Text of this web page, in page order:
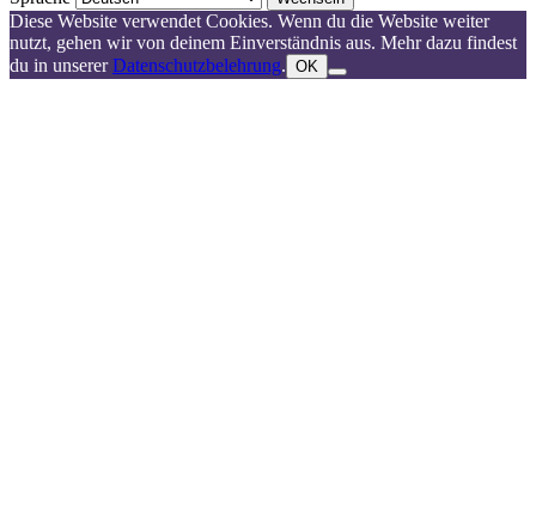
Diese Website verwendet Cookies. Wenn du die Website weiter
nutzt, gehen wir von deinem Einverständnis aus. Mehr dazu findest
du in unsererDatenschutzbelehrung. OK